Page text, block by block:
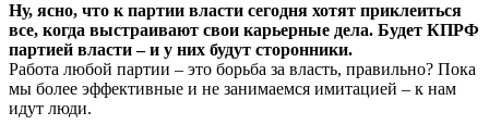
Ну, ясно, что к партии власти сегодня хотят приклеиться
все, когда выстраивают свои карьерные дела. Будет КПРФ
партией власти – и у них будут сторонники.
Работа любой партии – это борьба за власть, правильно? Пока
мы более эффективные и не занимаемся имитацией – к нам
идут люди.